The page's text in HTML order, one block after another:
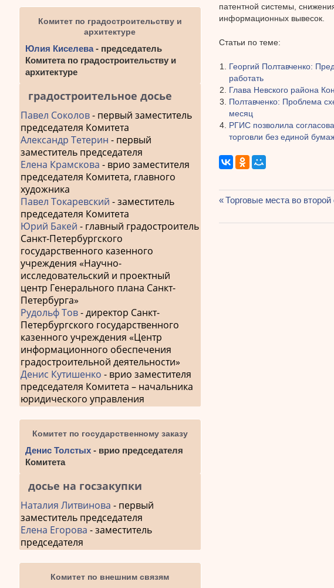
патентной системы,
информационных вывесок.
Статьи по теме:
Георгий Полтавченко:
работать
Глава Невского района
Полтавченко: Проблема
месяц
РГИС позволила
торговли без единой
Предыдущая
Торговые места во
Комитет по градостроительству и
архитектуре
Юлия Киселева- председатель
Комитета по градостроительству и
архитектуре
градостроительное досье
Павел Соколов- первый заместитель
председателя Комитета
Александр Тетерин - первый
заместитель председателя
Елена Крамскова - врио заместителя
председателя Комитета, главного
художника
Павел Токаревский - заместитель
председателя Комитета
Юрий Бакей - главный градостроитель
Санкт-Петербургского
государственного казенного
учреждения «Научно-
исследовательский и проектный
центр Генерального плана Санкт-
Петербурга»
Рудольф Тов- директор Санкт-
Петербургского государственного
казенного учреждения «Центр
информационного обеспечения
градостроительной деятельности»
Денис Кутишенко - врио заместителя
председателя Комитета – начальника
юридического управления
Комитет по государственному заказу
Денис Толстых - врио председателя
Комитета
досье на госзакупки
Наталия Литвинова - первый
заместитель председателя
Елена Егорова - заместитель
председателя
Комитет по внешним связям